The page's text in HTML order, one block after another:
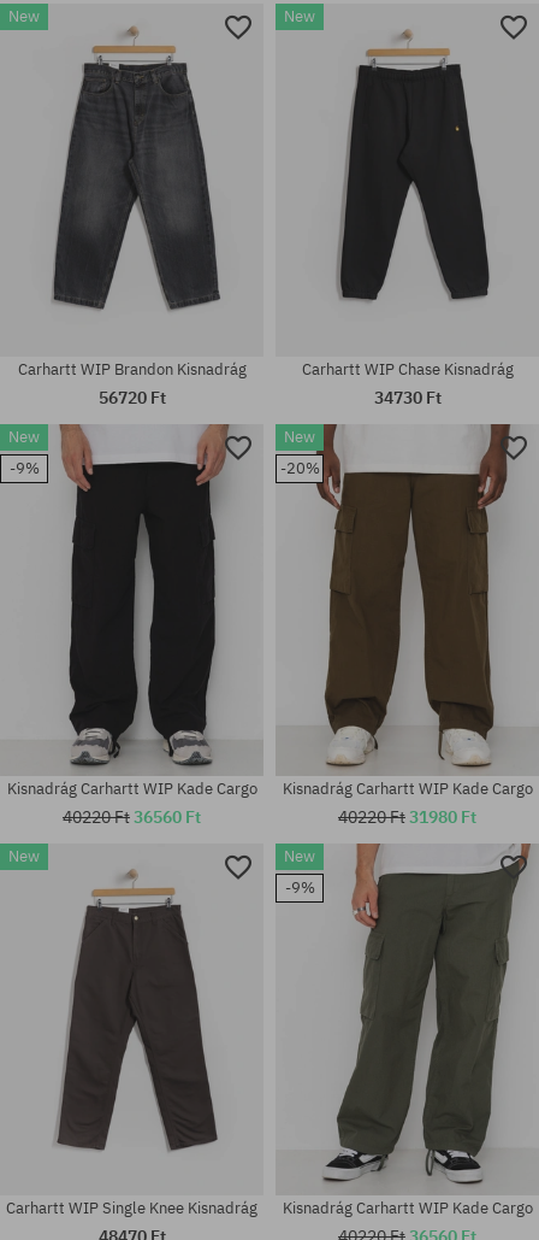
Elérhető méretek:
30X30; 31X30; 32X30; 33X30;
34X30; 36X30
Elérhető méretek:
30X32; 31X32; 32X32; 33X32;
34X32; 36X32
Elérhető méretek:
S; M; L; XL
Elérhető méretek:
30; 31; 32; 33; 34
New
Elérhető méretek:
S; M; L; XL
Carhartt WIP Brandon Kisnadrág
56720 Ft
New
Elérhető méretek:
S; M; L; XL; XXL
Carhartt WIP Chase Kisnadrág
34730 Ft
New
-9%
Kisnadrág Carhartt WIP Kade Cargo
40220 Ft36560 Ft
New
-20%
Kisnadrág Carhartt WIP Kade Cargo
40220 Ft31980 Ft
New
Carhartt WIP Single Knee Kisnadrág
New
-9%
Kisnadrág Carhartt WIP Kade Cargo